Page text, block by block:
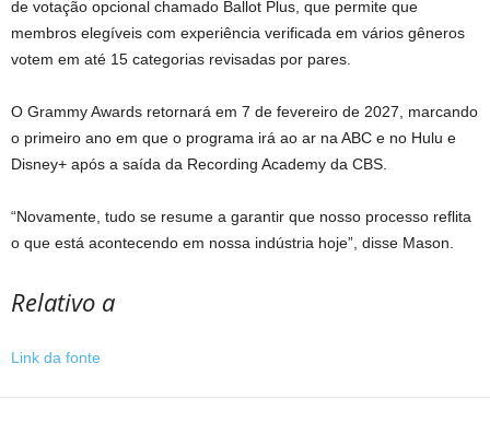
de votação opcional chamado Ballot Plus, que permite que
membros elegíveis com experiência verificada em vários gêneros
votem em até 15 categorias revisadas por pares.
O Grammy Awards retornará em 7 de fevereiro de 2027, marcando
o primeiro ano em que o programa irá ao ar na ABC e no Hulu e
Disney+ após a saída da Recording Academy da CBS.
“Novamente, tudo se resume a garantir que nosso processo reflita
o que está acontecendo em nossa indústria hoje”, disse Mason.
Relativo a
Link da fonte